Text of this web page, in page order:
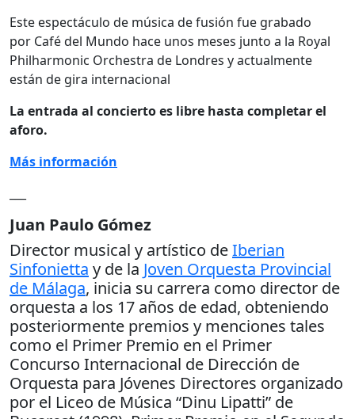
Este espectáculo de música de fusión fue grabado
por Café del Mundo hace unos meses junto a la Royal
Philharmonic Orchestra de Londres y actualmente
están de gira internacional
La entrada al concierto es libre hasta completar el
aforo.
Más información
Juan Paulo Gómez
Director musical y artístico deIberian
Sinfonietta y de la Joven Orquesta Provincial
de Málaga, inicia su carrera como director de
orquesta a los 17 años de edad, obteniendo
posteriormente premios y menciones tales
como el Primer Premio en el Primer
Concurso Internacional de Dirección de
Orquesta para Jóvenes Directores organizado
por el Liceo de Música “Dinu Lipatti” de